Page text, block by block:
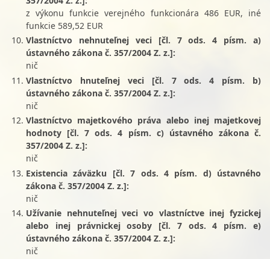
z výkonu funkcie verejného funkcionára 486 EUR, iné
funkcie 589,52 EUR
Vlastníctvo nehnuteľnej veci [čl. 7 ods. 4 písm. a)
ústavného zákona č. 357/2004 Z. z.]:
nič
Vlastníctvo hnuteľnej veci [čl. 7 ods. 4 písm. b)
ústavného zákona č. 357/2004 Z. z.]:
nič
Vlastníctvo majetkového práva alebo inej majetkovej
hodnoty [čl. 7 ods. 4 písm. c) ústavného zákona č.
357/2004 Z. z.]:
nič
Existencia záväzku [čl. 7 ods. 4 písm. d) ústavného
zákona č. 357/2004 Z. z.]:
nič
Užívanie nehnuteľnej veci vo vlastníctve inej fyzickej
alebo inej právnickej osoby [čl. 7 ods. 4 písm. e)
ústavného zákona č. 357/2004 Z. z.]:
nič